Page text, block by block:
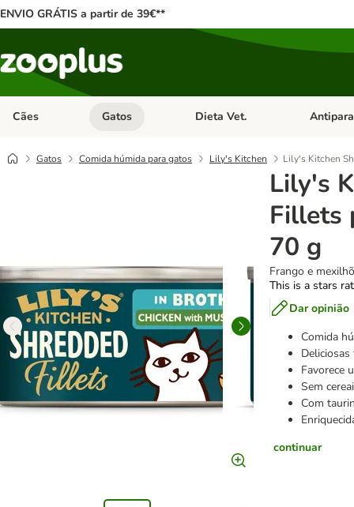
ENVIO GRÁTIS a partir de 39€**
Cães Abrir menu de categoria: Cães
Gatos Abrir menu de categoria: Gatos
Dieta Vet. Abrir
Gatos Comida húmida para gatos Lily's Kitchen Lily's Kitchen
Lily's
Fillets
70 g
Frango e
This is a stars
Dar opinião
Comida
Favorece
Sem
Com
continuar